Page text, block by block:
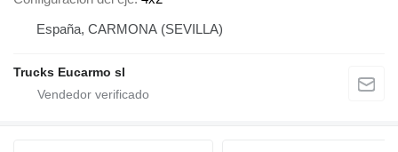
España, CARMONA (SEVILLA)
Trucks Eucarmo sl